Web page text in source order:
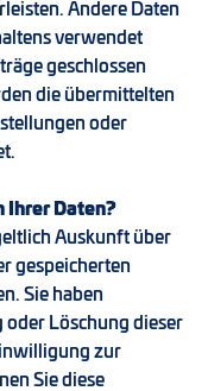
Andere Daten
verwendet
geschlossen
die übermittelten
oder
Ihrer Daten?
Auskunft über
gespeicherten
Sie haben
oder Löschung dieser
zur
Sie diese